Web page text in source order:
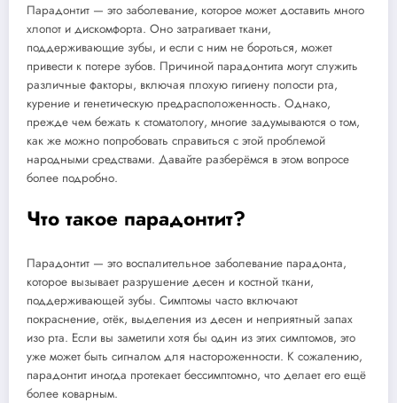
Парадонтит — это заболевание, которое может доставить много
хлопот и дискомфорта. Оно затрагивает ткани,
поддерживающие зубы, и если с ним не бороться, может
привести к потере зубов. Причиной парадонтита могут служить
различные факторы, включая плохую гигиену полости рта,
курение и генетическую предрасположенность. Однако,
прежде чем бежать к стоматологу, многие задумываются о том,
как же можно попробовать справиться с этой проблемой
народными средствами. Давайте разберёмся в этом вопросе
более подробно.
Что такое парадонтит?
Парадонтит — это воспалительное заболевание парадонта,
которое вызывает разрушение десен и костной ткани,
поддерживающей зубы. Симптомы часто включают
покраснение, отёк, выделения из десен и неприятный запах
изо рта. Если вы заметили хотя бы один из этих симптомов, это
уже может быть сигналом для настороженности. К сожалению,
парадонтит иногда протекает бессимптомно, что делает его ещё
более коварным.